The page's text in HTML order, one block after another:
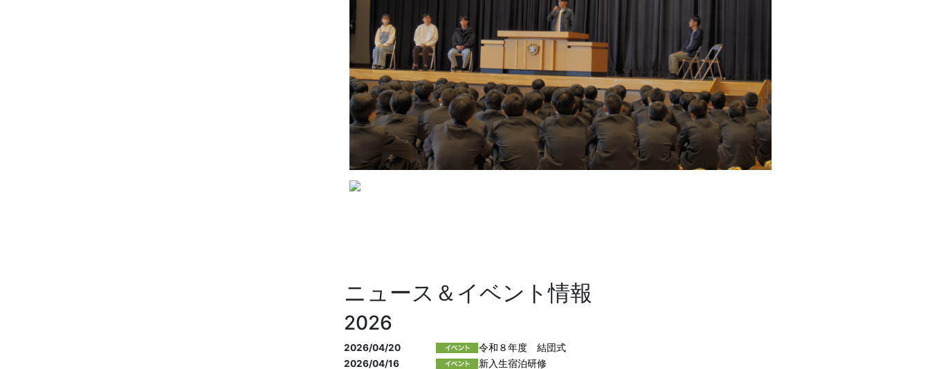
ニュース＆イベント情報
2026
2026/04/20
令和８年度 結団式
2026/04/16
新入生宿泊研修